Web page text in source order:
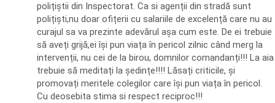
polițiștii din Inspectorat. Ca si agenții din stradă sunt
polițiști,nu doar ofițerii cu salariile de excelență care nu au
curajul sa va prezinte adevărul așa cum este. De ei trebuie
să aveți grijă,ei își pun viața în pericol zilnic când merg la
intervenții, nu cei de la birou, domnilor comandanți!!! La aia
trebuie să meditați la ședințe!!!! Lăsați criticile, și
promovați meritele colegilor care își pun viața în pericol.
Cu deosebita stima si respect reciproc!!!